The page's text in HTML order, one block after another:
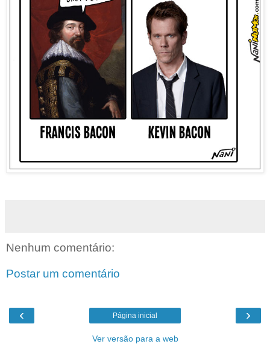
Nenhum comentário:
Postar um comentário
‹ ›
Página inicial
Ver versão para a web